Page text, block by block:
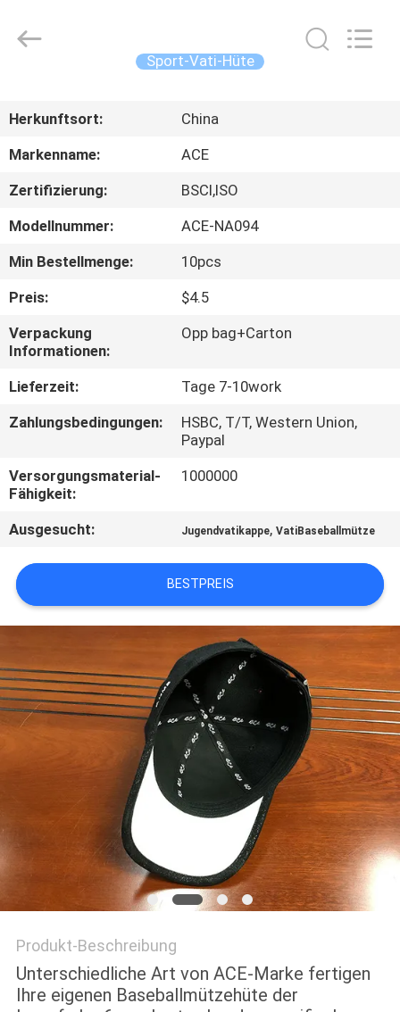
PRODUKTE
UNS
FABRIK-
AUSFLUG
QUALITÄTSKONTROLLE
TRETEN
SIE
MIT
UNS
IN
VERBINDUNG
FÄLLE
SITEMAP
PRIVACY
POLICY
Ltd..
Sport-Vati-Hüte
Herkunftsort:
China
Markenname:
ACE
Zertifizierung:
BSCI,ISO
Modellnummer:
ACE-NA094
Min Bestellmenge:
10pcs
Preis:
$4.5
Verpackung
Informationen:
Opp bag+Carton
Lieferzeit:
Tage 7-10work
Zahlungsbedingungen:
HSBC, T/T, Western Union,
Paypal
Versorgungsmaterial-
Fähigkeit:
1000000
Ausgesucht: Jugendvatikappe,VatiBaseballmütze
BESTPREIS
Produkt-Beschreibung
Unterschiedliche Art von ACE-Marke fertigen
Ihre eigenen Baseballmützehüte der